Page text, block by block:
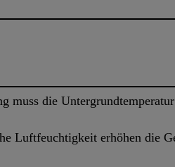
muss die
Luftfeuchtigkeit erhöhen die